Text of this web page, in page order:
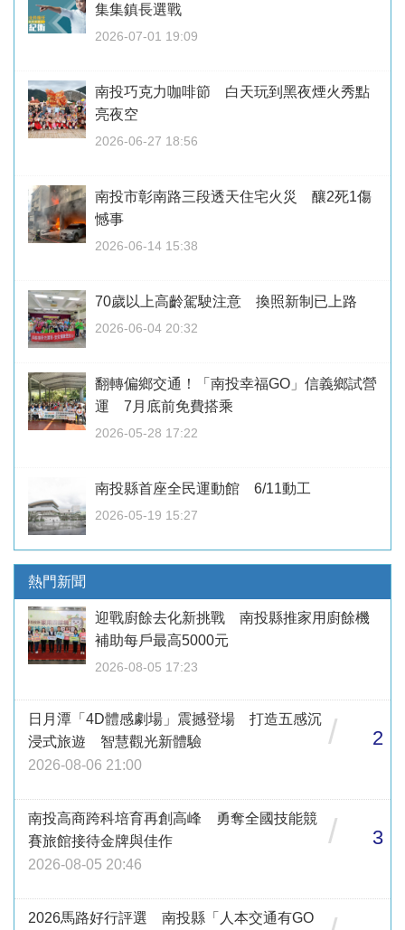
集集鎮長選戰
2026-07-01 19:09
南投巧克力咖啡節 白天玩到黑夜煙火秀點
亮夜空
2026-06-27 18:56
南投市彰南路三段透天住宅火災 釀2死1傷
憾事
2026-06-14 15:38
70歲以上高齡駕駛注意 換照新制已上路
2026-06-04 20:32
翻轉偏鄉交通！「南投幸福GO」信義鄉試營
運 7月底前免費搭乘
2026-05-28 17:22
南投縣首座全民運動館 6/11動工
2026-05-19 15:27
熱門新聞
迎戰廚餘去化新挑戰 南投縣推家用廚餘機
補助每戶最高5000元
2026-08-05 17:23
日月潭「4D體感劇場」震撼登場 打造五感沉
浸式旅遊 智慧觀光新體驗
2026-08-06 21:00
/ 2
南投高商跨科培育再創高峰 勇奪全國技能競
賽旅館接待金牌與佳作
2026-08-05 20:46
/ 3
2026馬路好行評選 南投縣「人本交通有GO